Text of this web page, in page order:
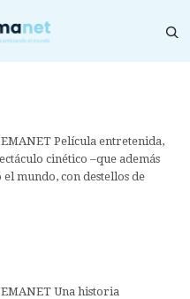
Película entretenida,
cinético –que además
mundo, con destellos de
Una historia